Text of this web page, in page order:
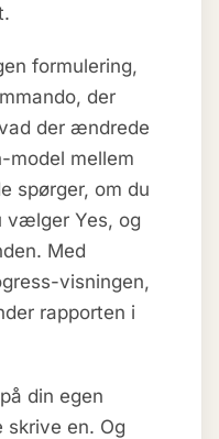
formulering,
der
der ændrede
model mellem
spørger, om du
vælger Yes, og
Med
visningen,
rapporten i
din egen
skrive en. Og